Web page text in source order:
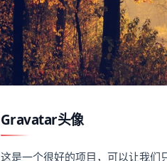
Gravatar头像
这是一个很好的项目，可以让我们